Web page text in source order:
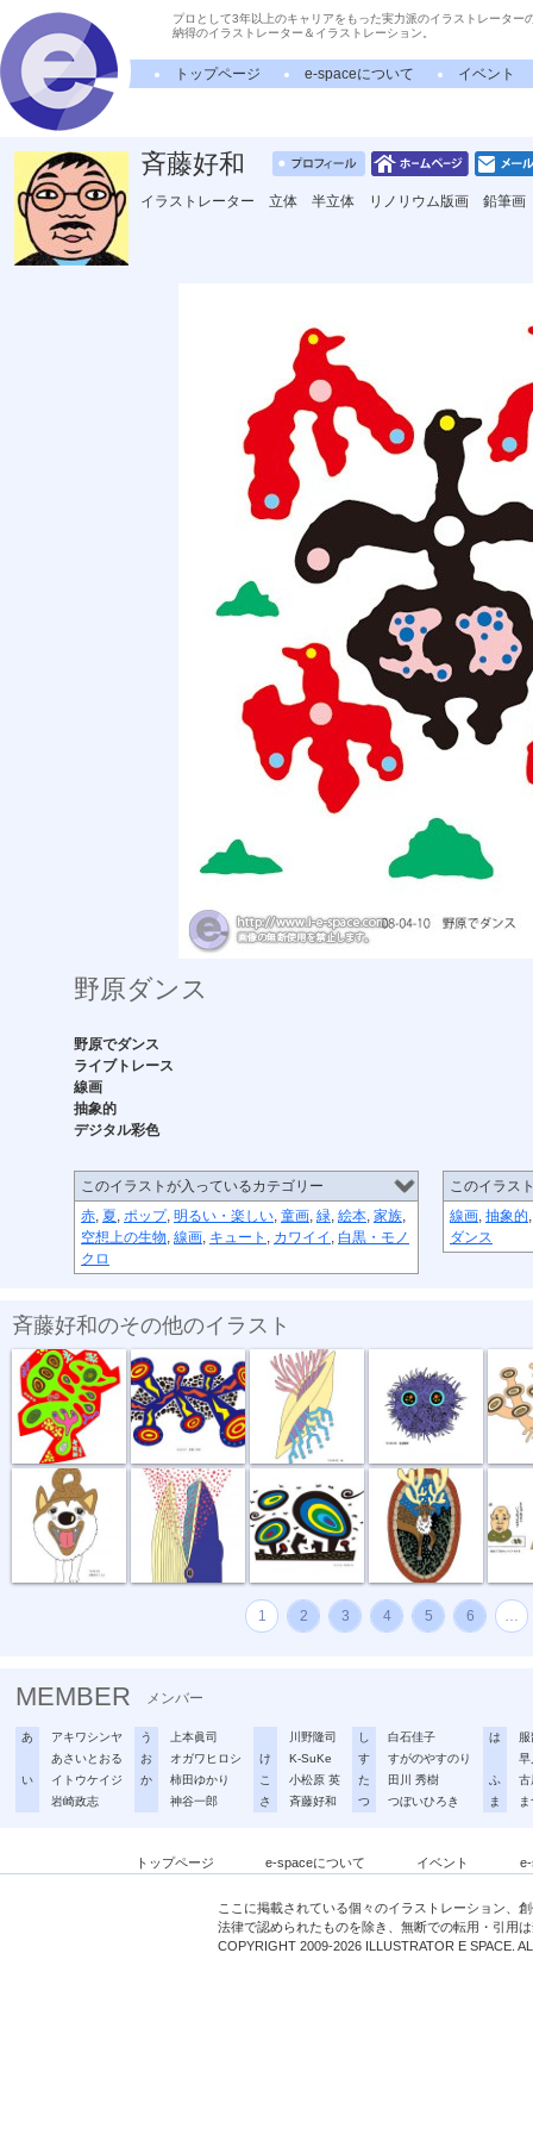
プロとして3年以上のキャリアをもった実力派のイラストレーター
納得のイラストレーター＆イラストレーション。
トップページ e-spaceについて イベント
斉藤好和
イラストレーター 立体 半立体 リノリウム版画 鉛筆画
野原ダンス
野原でダンス
ライブトレース
線画
抽象的
デジタル彩色
このイラストが入っているカテゴリー
赤, 夏, ポップ, 明るい・楽しい, 童画, 緑, 絵本, 家族,
空想上の生物, 線画, キュート , カワイイ , 白黒・モノ
クロ
このイラス
線画, 抽象的
ダンス
斉藤好和のその他のイラスト
めぐる想い 放電１秒前 貝
お散歩行こうよ 食事風景 ク... 風が強い夜
1 2 3 4 5 6 …
MEMBER メンバー
あ
アキワシンヤ
あさいとおる
い
イトウケイジ
岩崎政志
う
上本眞司
お
オガワヒロシ
か
柿田ゆかり
神谷一郎
川野隆司
け
K-SuKe
こ
小松原 英
さ
斉藤好和
し
白石佳子
す
すがのやすのり
た
田川 秀樹
つ
つぼいひろき
は
早
ふ
古
ま
トップページ e-spaceについて イベント
ここに掲載されている個々のイラストレーション、
法律で認められたものを除き、無断での転用・引用
COPYRIGHT 2009-2026 ILLUSTRATOR E SPACE.